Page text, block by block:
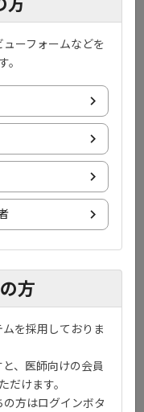
における関節破壊進行
た治療と臨床的寛解達
ーフォームなどを
。
方
を採用しておりま
、医師向けの会員
だけます。
方はログインボタ